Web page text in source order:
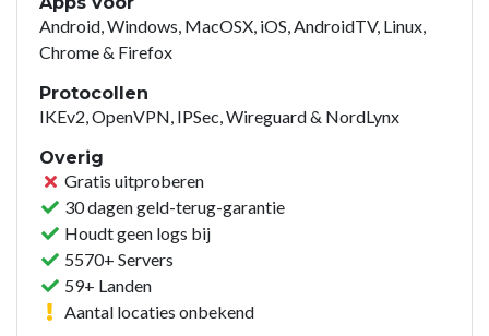
Android, Windows, MacOSX, iOS, AndroidTV, Linux,
Chrome & Firefox
Protocollen
IKEv2, OpenVPN, IPSec, Wireguard & NordLynx
Overig
Gratis uitproberen
30 dagen geld-terug-garantie
Houdt geen logs bij
5570+ Servers
59+ Landen
Aantal locaties onbekend